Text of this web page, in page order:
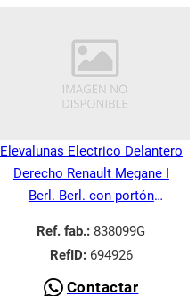
Elevalunas Electrico Delantero
Derecho Renault Megane I
Berl. Berl. con portón
Ref. fab.: 838099G
RefID:694926
Contactar